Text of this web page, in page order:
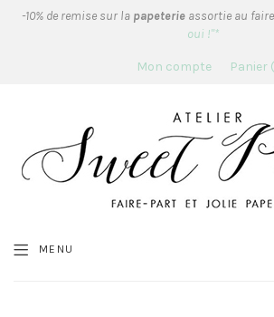
-10% de remise sur la papeterie assortie au
oui !"*
Mon compte Panier
MENU